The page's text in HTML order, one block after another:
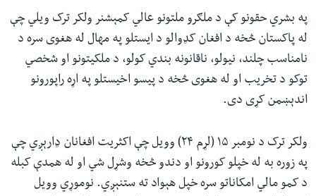
په بشري حقونو کې د ملګرو ملتونو عالي کمېشنر ولکر ترک ویلي چې
له پاکستان څخه د افغان کډوالو د ایستلو په مهال له هغوی سره د
نامناسب چلند، نیولو، ناقانونه بندي کولو، د ملکیتونو او شخصي
توکو د تخریب او له هغوی څخه د پیسو اخیستلو په اړه راپورونو
اندېښمن کړی دی.
ولکر ترک د نومبر ۱۵ (لړم ۲۴) وویل چې اکثریت افغانان ډارېږي چې
په زوره به له خپلو کورونو او دندو څخه وشړل شي او له همدې کبله
د کمو مالي امکاناتو سره خپل هېواد ته ستنېږي. نوموړي وویل